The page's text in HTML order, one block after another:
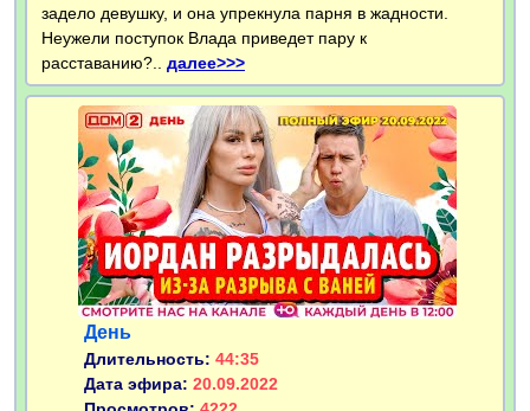
задело девушку, и она упрекнула парня в жадности.
Неужели поступок Влада приведет пару к
расставанию?.. далее>>>
День
Длительность: 44:35
Дата эфира: 20.09.2022